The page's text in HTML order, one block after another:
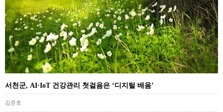
서천군, AI·IoT 건강관리 첫걸음은 ‘디지털 배움’
김준호